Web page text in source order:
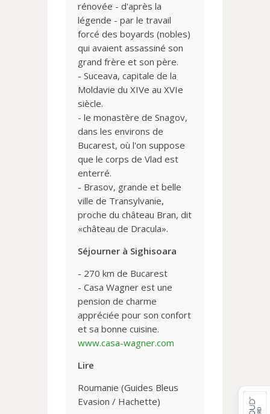
rénovée - d'après la
légende - par le travail
forcé des boyards (nobles)
qui avaient assassiné son
grand frère et son père.
- Suceava, capitale de la
Moldavie du XIVe au XVIe
siècle.
- le monastère de Snagov,
dans les environs de
Bucarest, où l'on suppose
que le corps de Vlad est
enterré.
- Brasov, grande et belle
ville de Transylvanie,
proche du château Bran, dit
«château de Dracula».
Séjourner à Sighisoara
- 270 km de Bucarest
- Casa Wagner est une
pension de charme
appréciée pour son confort
et sa bonne cuisine.
www.casa-wagner.com
Lire
Roumanie (Guides Bleus
Evasion / Hachette)